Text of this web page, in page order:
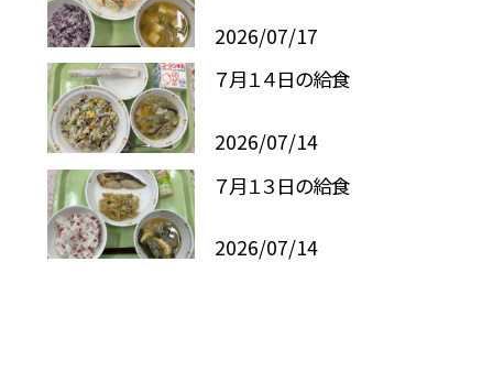
2026/07/17
７月１４日の給食
2026/07/14
７月１３日の給食
2026/07/14